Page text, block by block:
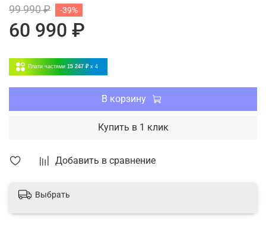
Добавить в сравнение
99 990 ₽
60 990 ₽
-39%
Плати частями 15 247 ₽ x 4
В корзину
Купить в 1 клик
Выбрать